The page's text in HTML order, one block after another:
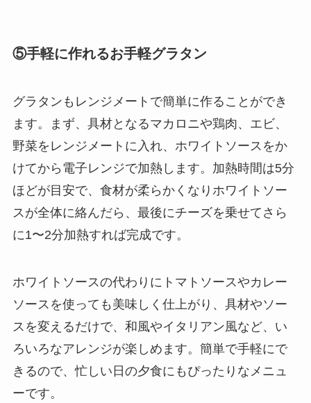
⑤手軽に作れるお手軽グラタン
グラタンもレンジメートで簡単に作ることができ
ます。まず、具材となるマカロニや鶏肉、エビ、
野菜をレンジメートに入れ、ホワイトソースをか
けてから電子レンジで加熱します。加熱時間は5分
ほどが目安で、食材が柔らかくなりホワイトソー
スが全体に絡んだら、最後にチーズを乗せてさら
に1〜2分加熱すれば完成です。
ホワイトソースの代わりにトマトソースやカレー
ソースを使っても美味しく仕上がり、具材やソー
スを変えるだけで、和風やイタリアン風など、い
ろいろなアレンジが楽しめます。簡単で手軽にで
きるので、忙しい日の夕食にもぴったりなメニュ
ーです。